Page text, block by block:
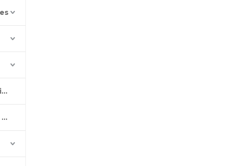
Instrumentos de prueba de envejecimiento
Cámara de prueba de estabilidad de la batería